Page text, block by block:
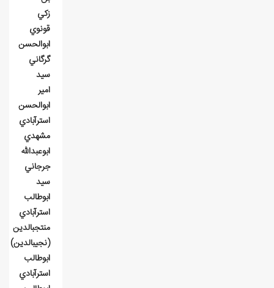
زکي
قونوي
ابوالحسن
گرگاني
سيد
امير
ابوالحسن
استرآبادي
مشهدي
ابوعبدالله
جرجاني
سيد
ابوطالب
استرآبادي
منتجب‎الدين
(نجيب‎الدين)
ابوطالب
استرآبادي